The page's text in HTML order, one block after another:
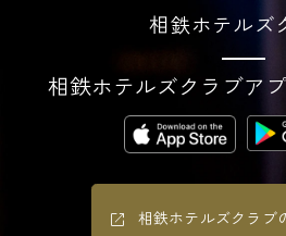
相鉄ホテルズ
相鉄ホテルズクラブア
相鉄ホテルズクラブ